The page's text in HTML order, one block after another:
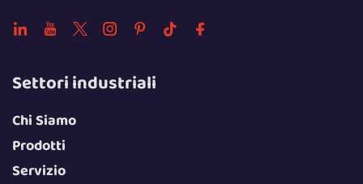
Settori industriali
Chi Siamo
Prodotti
Servizio